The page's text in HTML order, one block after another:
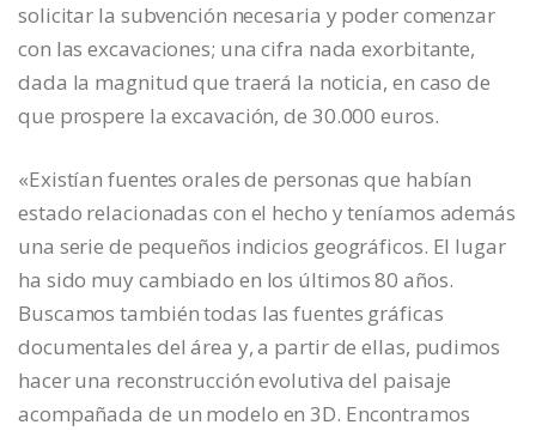
solicitar la subvención necesaria y poder comenzar
con las excavaciones; una cifra nada exorbitante,
dada la magnitud que traerá la noticia, en caso de
que prospere la excavación, de 30.000 euros.
«Existían fuentes orales de personas que habían
estado relacionadas con el hecho y teníamos además
una serie de pequeños indicios geográficos. El lugar
ha sido muy cambiado en los últimos 80 años.
Buscamos también todas las fuentes gráficas
documentales del área y, a partir de ellas, pudimos
hacer una reconstrucción evolutiva del paisaje
acompañada de un modelo en 3D. Encontramos